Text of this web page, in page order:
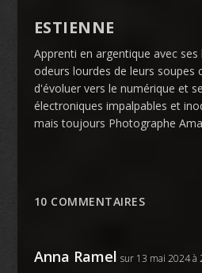
ESTIENNE
Apprenti en argentique avec
odeurs lourdes de leurs soupes
d'évoluer vers le numérique et
électroniques impalpables et
mais toujours Photographe
10 COMMENTAIRES
Anna Ramel sur 13 mai 2024 à